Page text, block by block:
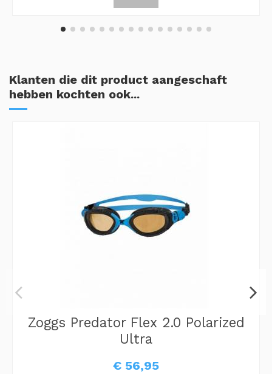
Klanten die dit product aangeschaft
hebben kochten ook...
Zoggs Predator Flex 2.0 Polarized
Ultra
€ 56,95